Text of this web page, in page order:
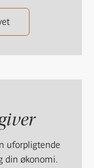
uforpligtende
din økonomi.